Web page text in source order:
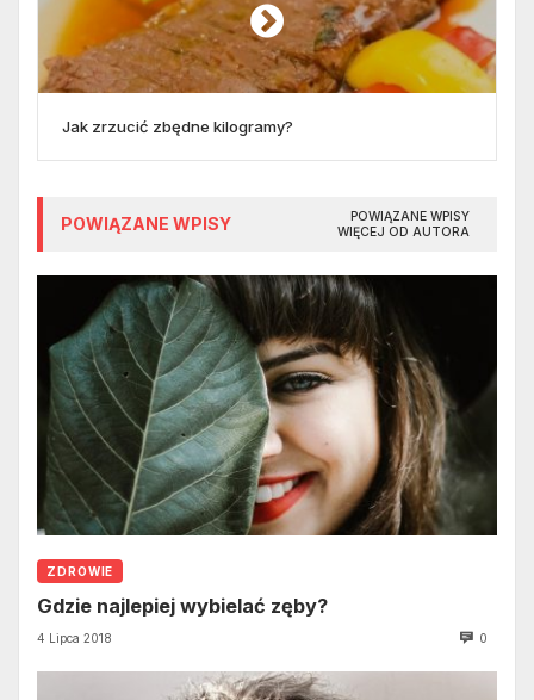
Jak zrzucić zbędne kilogramy?
POWIĄZANE WPISY
POWIĄZANE WPISY
WIĘCEJ OD AUTORA
ZDROWIE
Gdzie najlepiej wybielać zęby?
4 Lipca 2018 0